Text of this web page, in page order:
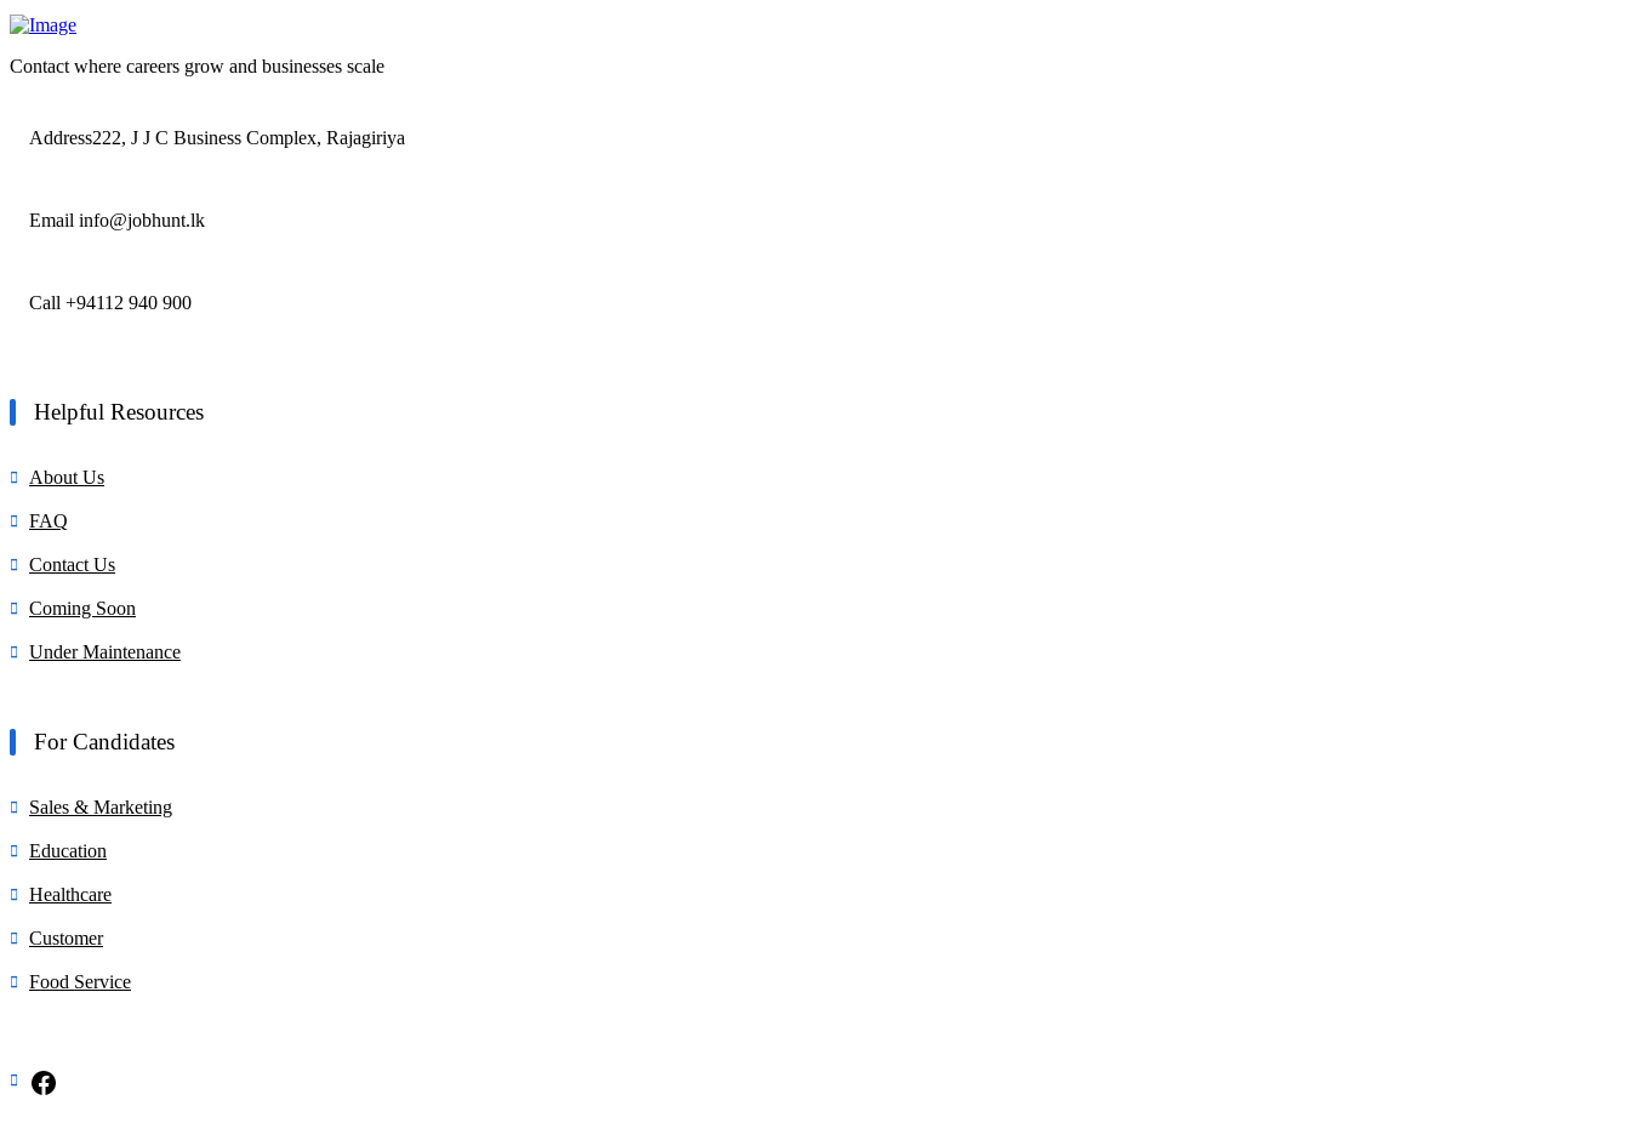
Contact where careers grow and businesses scale
Address222, J J C Business Complex, Rajagiriya
Email info@jobhunt.lk
Call +94112 940 900
Helpful Resources
About Us
FAQ
Contact Us
Coming Soon
Under Maintenance
For Candidates
Sales & Marketing
Education
Healthcare
Customer
Food Service